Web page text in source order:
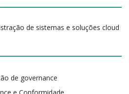
de sistemas e soluções cloud
de governance